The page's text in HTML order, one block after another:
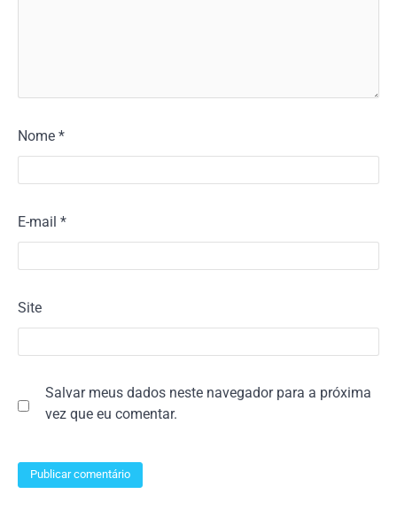
Nome *
E-mail *
Site
Salvar meus dados neste navegador para a próxima
vez que eu comentar.